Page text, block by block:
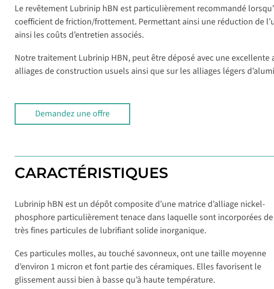
Le revêtement Lubrinip hBN est particulièrement recommandé
coefficient de friction/frottement. Permettant ainsi une réduction de
ainsi les coûts d’entretien associés.
Notre traitement Lubrinip HBN, peut être déposé avec une
alliages de construction usuels ainsi que sur les alliages légers
Demandez une offre
CARACTÉRISTIQUES
Lubrinip hBN est un dépôt composite d’une matrice d’alliage nickel-
phosphore particulièrement tenace dans laquelle sont incorporées de
très fines particules de lubrifiant solide inorganique.
Ces particules molles, au touché savonneux, ont une taille moyenne
d’environ 1 micron et font partie des céramiques. Elles favorisent le
glissement aussi bien à basse qu’à haute température.